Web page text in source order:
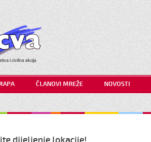
ČLANOVI MREŽE NOVOSTI